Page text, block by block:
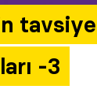
tavsiye
-3